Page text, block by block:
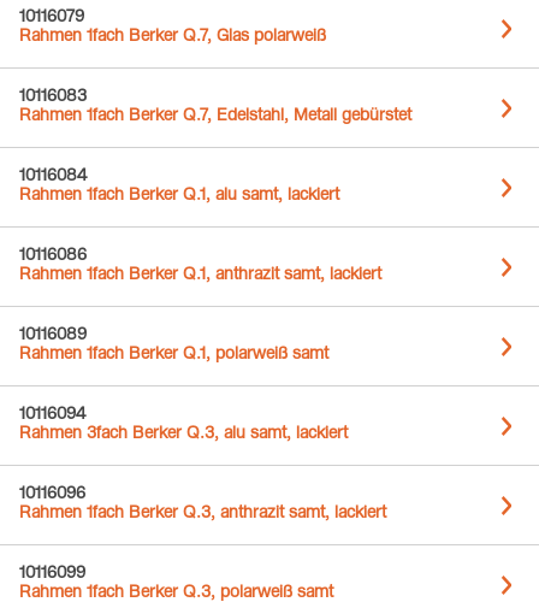
10116079
Rahmen 1fach Berker Q.7, Glas polarweiß
10116083
Rahmen 1fach Berker Q.7, Edelstahl, Metall gebürstet
10116084
Rahmen 1fach Berker Q.1, alu samt, lackiert
10116086
Rahmen 1fach Berker Q.1, anthrazit samt, lackiert
10116089
Rahmen 1fach Berker Q.1, polarweiß samt
10116094
Rahmen 3fach Berker Q.3, alu samt, lackiert
10116096
Rahmen 1fach Berker Q.3, anthrazit samt, lackiert
10116099
Rahmen 1fach Berker Q.3, polarweiß samt